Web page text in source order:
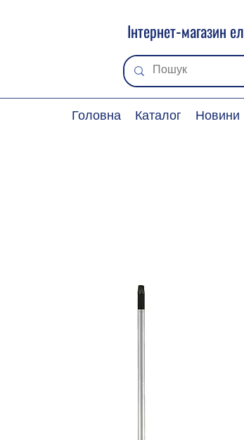
Інтернет-магазин
Головна Каталог Новини